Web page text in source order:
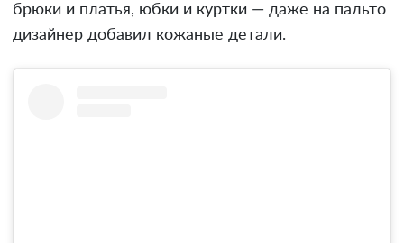
брюки и платья, юбки и куртки — даже на пальто
дизайнер добавил кожаные детали.